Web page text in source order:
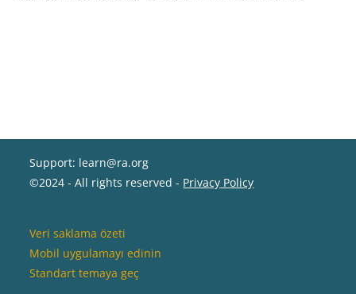
Support: learn@ra.org
©2024 - All rights reserved - Privacy Policy
Veri saklama özeti
Mobil uygulamayı edinin
Standart temaya geç